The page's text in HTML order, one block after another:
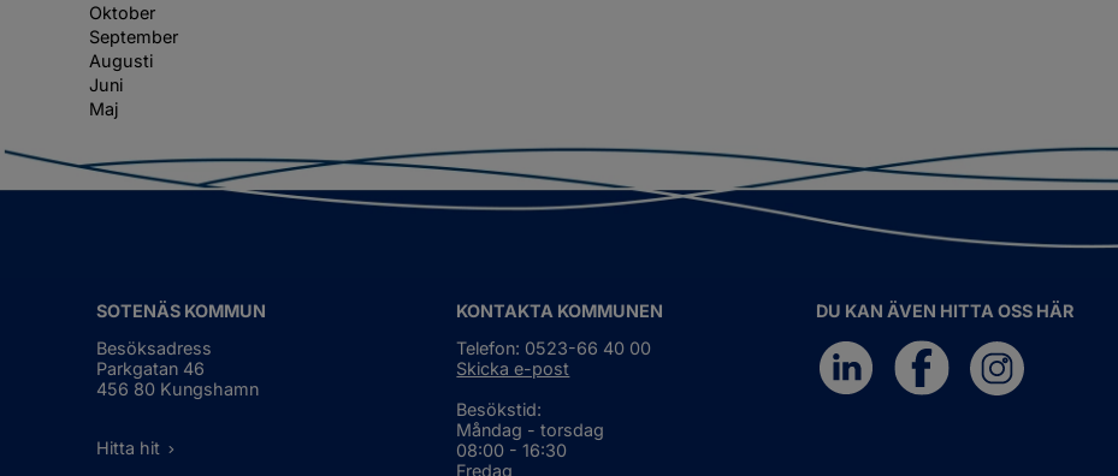
Oktober
September
Augusti
Juni
Maj
SOTENÄS KOMMUN
Besöksadress
Parkgatan 46
456 80 Kungshamn
Hitta hit
KONTAKTA KOMMUNEN
Telefon: 0523-66 40 00
Skicka e-post
Besökstid:
Måndag - torsdag
08:00 - 16:30
Fredag
DU KAN ÄVEN HITTA OSS HÄR